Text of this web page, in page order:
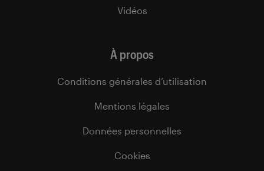
Vidéos
À propos
Conditions générales d’utilisation
Mentions légales
Données personnelles
Cookies